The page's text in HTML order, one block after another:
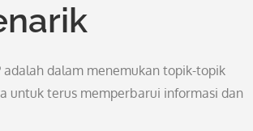
dalam menemukan topik-topik
untuk terus memperbarui informasi dan